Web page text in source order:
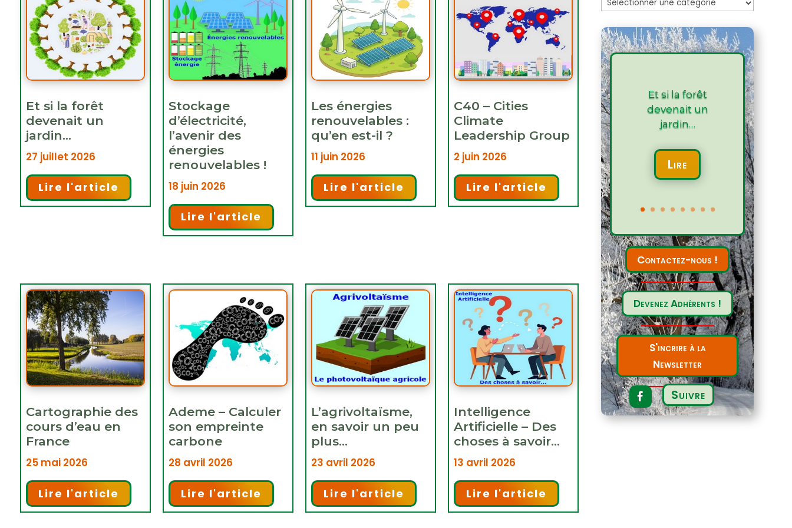
Et si la forêt
devenait un
jardin…
27 juillet 2026
Lire l'article
Stockage
d’électricité,
l’avenir des
énergies
renouvelables !
18 juin 2026
Lire l'article
Les énergies
renouvelables :
qu’en est-il ?
11 juin 2026
Lire l'article
C40 – Cities
Climate
Leadership Group
2 juin 2026
Lire l'article
Cartographie des
cours d’eau en
France
25 mai 2026
Lire l'article
Ademe – Calculer
son empreinte
carbone
28 avril 2026
Lire l'article
L’agrivoltaïsme,
en savoir un peu
plus…
23 avril 2026
Lire l'article
Intelligence
Artificielle – Des
choses à savoir…
13 avril 2026
Lire l'article
Et si la forêt
devenait un
jardin…
Lire
Contactez-nous !
Devenez Adhérents !
S'incrire à la
Newsletter
Suivre